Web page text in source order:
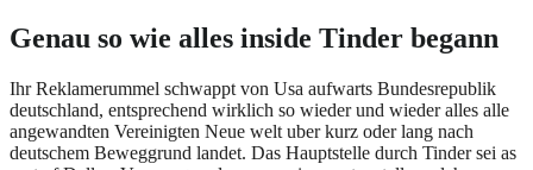
Genau so wie alles inside Tinder begann
Ihr Reklamerummel schwappt von Usa aufwarts Bundesrepublik
deutschland, entsprechend wirklich so wieder und wieder alles alle
angewandten Vereinigten Neue welt uber kurz oder lang nach
deutschem Beweggrund landet. Das Hauptstelle durch Tinder sei as